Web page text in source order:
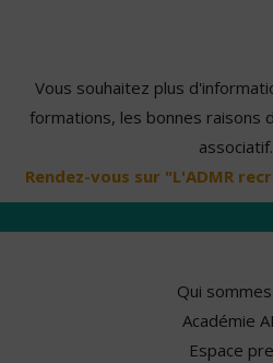
Vous souhaitez plus
formations, les bonnes raisons
Rendez-vous sur "L'ADMR
Qui
Académie
Espace